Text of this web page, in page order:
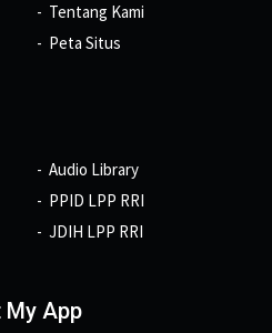
Tentang Kami
Peta Situs
Audio Library
PPID LPP RRI
JDIH LPP RRI
My App